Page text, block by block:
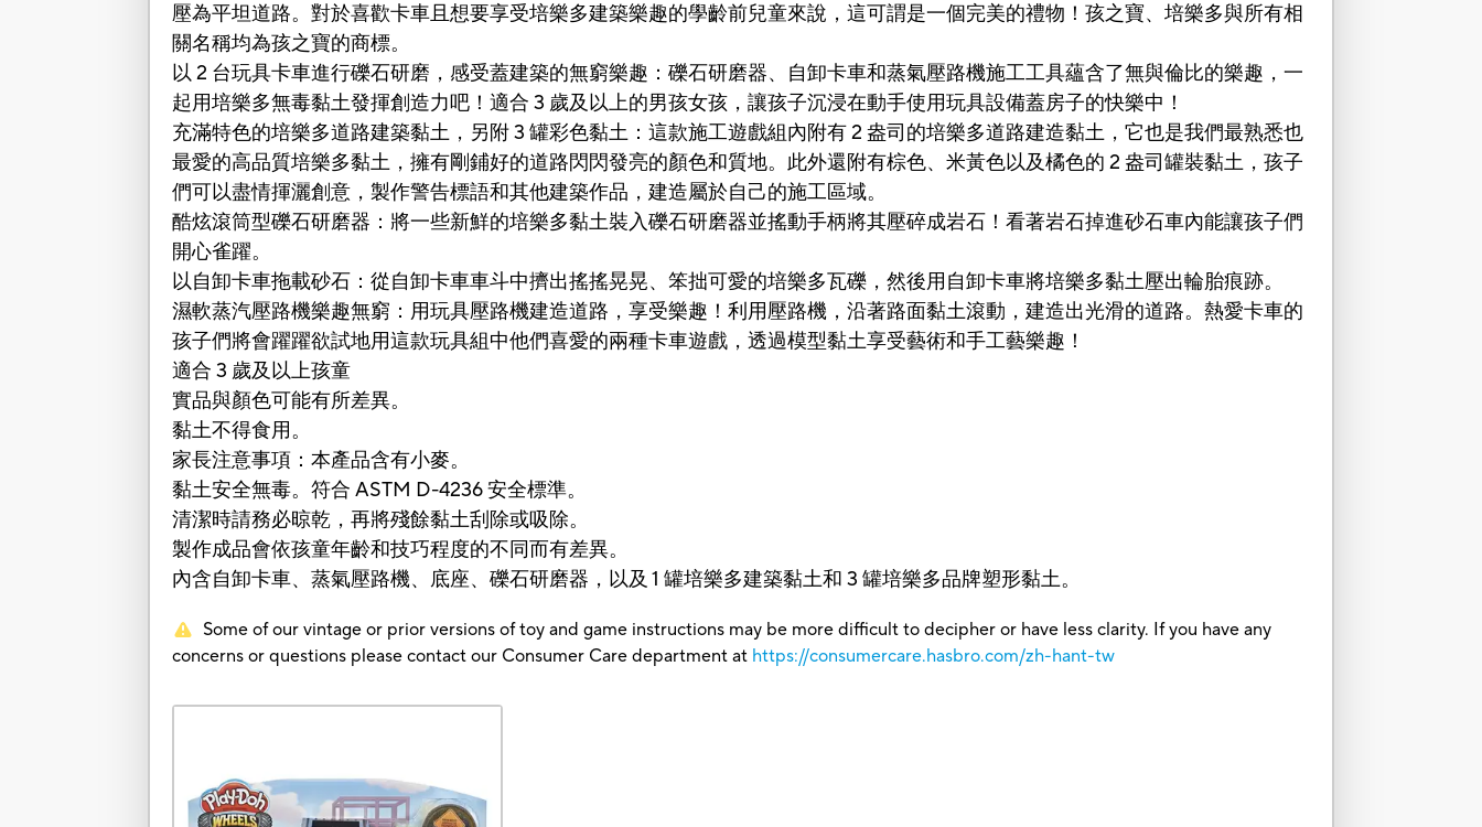
壓為平坦道路。對於喜歡卡車且想要享受培樂多建築樂趣的學齡前兒童來說，這可謂是一個完美的禮物！孩之寶、培樂多與所有相
關名稱均為孩之寶的商標。
以 2 台玩具卡車進行礫石研磨，感受蓋建築的無窮樂趣：礫石研磨器、自卸卡車和蒸氣壓路機施工工具蘊含了無與倫比的樂趣，一
起用培樂多無毒黏土發揮創造力吧！適合 3 歲及以上的男孩女孩，讓孩子沉浸在動手使用玩具設備蓋房子的快樂中！
充滿特色的培樂多道路建築黏土，另附 3 罐彩色黏土：這款施工遊戲組內附有 2 盎司的培樂多道路建造黏土，它也是我們最熟悉也
最愛的高品質培樂多黏土，擁有剛鋪好的道路閃閃發亮的顏色和質地。此外還附有棕色、米黃色以及橘色的 2 盎司罐裝黏土，孩子
們可以盡情揮灑創意，製作警告標語和其他建築作品，建造屬於自己的施工區域。
酷炫滾筒型礫石研磨器：將一些新鮮的培樂多黏土裝入礫石研磨器並搖動手柄將其壓碎成岩石！看著岩石掉進砂石車內能讓孩子們
開心雀躍。
以自卸卡車拖載砂石：從自卸卡車車斗中擠出搖搖晃晃、笨拙可愛的培樂多瓦礫，然後用自卸卡車將培樂多黏土壓出輪胎痕跡。
濕軟蒸汽壓路機樂趣無窮：用玩具壓路機建造道路，享受樂趣！利用壓路機，沿著路面黏土滾動，建造出光滑的道路。熱愛卡車的
孩子們將會躍躍欲試地用這款玩具組中他們喜愛的兩種卡車遊戲，透過模型黏土享受藝術和手工藝樂趣！
適合 3 歲及以上孩童
實品與顏色可能有所差異。
黏土不得食用。
家長注意事項：本產品含有小麥。
黏土安全無毒。符合 ASTM D-4236 安全標準。
清潔時請務必晾乾，再將殘餘黏土刮除或吸除。
製作成品會依孩童年齡和技巧程度的不同而有差異。
內含自卸卡車、蒸氣壓路機、底座、礫石研磨器，以及 1 罐培樂多建築黏土和 3 罐培樂多品牌塑形黏土。
Some of our vintage or prior versions of toy and game instructions may be more difficult to decipher or have less clarity. If you have any
concerns or questions please contact our Consumer Care department at https://consumercare.hasbro.com/zh-hant-tw